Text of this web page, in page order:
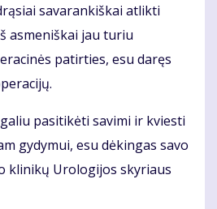
savarankiškai atlikti
asmeniškai jau turiu
patirties, esu daręs
pasitikėti savimi ir kviesti
gydymui, esu dėkingas savo
klinikų Urologijos skyriaus